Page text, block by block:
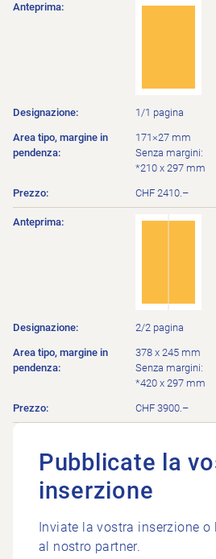
1/1 pagina
171×27 mm
Senza margini:
*210 x 297 mm
CHF 2410.–
2/2 pagina
378 x 245 mm
Senza margini:
*420 x 297 mm
CHF 3900.–
Pubblicate la
inserzione
Inviate la vostra inserzione
al nostro partner.